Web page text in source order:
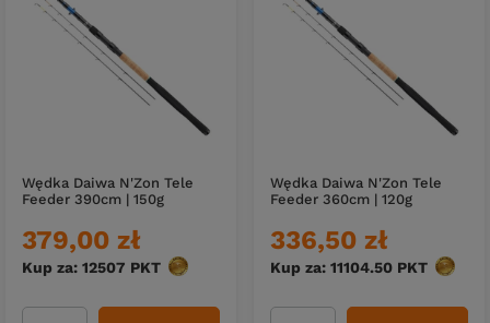
Wędka Daiwa N'Zon Tele
Feeder 390cm | 150g
379,00 zł
Kup za: 12507 PKT punktów
Wędka Daiwa N'Zon Tele
Feeder 360cm | 120g
336,50 zł
Kup za: 11104.50 PKT